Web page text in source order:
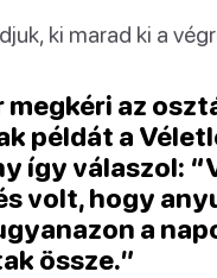
ki marad ki a
megkéri az
példát a
így válaszol:
volt, hogy
a
össze.”